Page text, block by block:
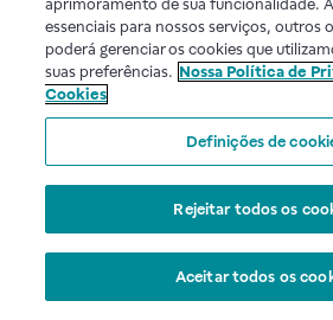
aprimoramento de sua funcionalidade.
essenciais para nossos serviços, outros
poderá gerenciar os cookies que
suas preferências. Nossa Política de
Cookies
Definições de
Rejeitar todos os
Aceitar todos os